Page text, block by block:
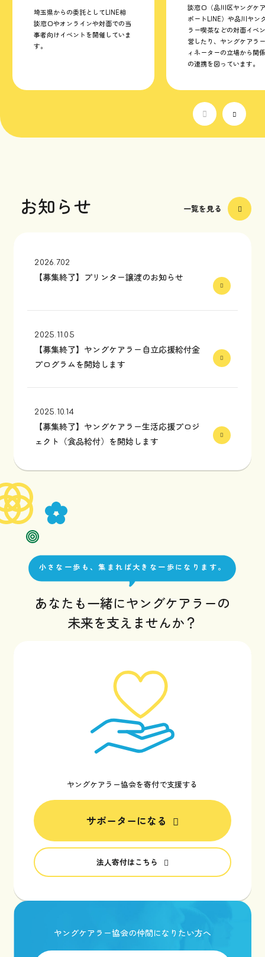
埼玉県からの委託としてLINE相
談窓口やオンラインや対面での当
事者向けイベントを開催していま
す。
談窓口（品川区ヤングケ
ポートLINE）や品川ヤン
ラー喫茶などの対面イベ
営したり、ヤングケアラ
ィネーターの立場から関
の連携を図っています。
お知らせ 一覧を見る
2026.7.02
【募集終了】プリンター譲渡のお知らせ
2025.11.05
【募集終了】ヤングケアラー自立応援給付金
プログラムを開始します
2025.10.14
【募集終了】ヤングケアラー生活応援プロジ
ェクト（食品給付）を開始します
小さな一歩も、集まれば大きな一歩になります。
あなたも一緒にヤングケアラーの
未来を支えませんか？
ヤングケアラー協会を寄付で支援する
サポーターになる
法人寄付はこちら
ヤングケアラー協会の仲間になりたい方へ